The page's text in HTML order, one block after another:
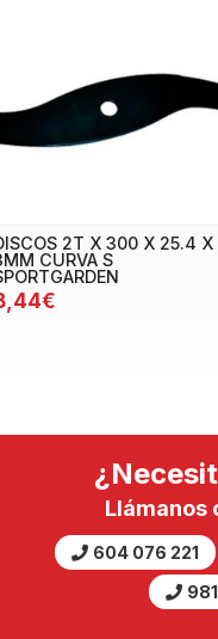
2T X 300 X 25.4 X
CURVA S
Llámanos
604 076 221